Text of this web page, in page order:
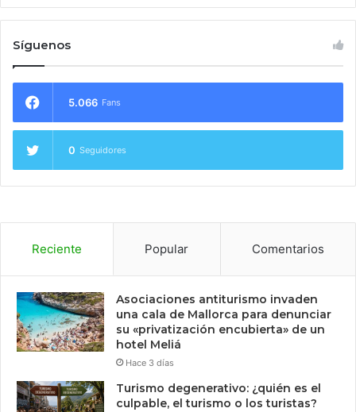
Síguenos
5.066 Fans
0 Seguidores
Reciente Popular Comentarios
Asociaciones antiturismo invaden
una cala de Mallorca para denunciar
su «privatización encubierta» de un
hotel Meliá
Hace 3 días
Turismo degenerativo: ¿quién es el
culpable, el turismo o los turistas?